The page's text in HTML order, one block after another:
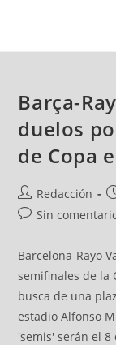
Barça-
duelos
de Copa
Redacción
Sin
Barcelona-Rayo
semifinales de la
busca de una
estadio Alfonso
'semis' serán el